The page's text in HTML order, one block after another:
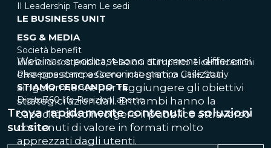
Il Leadership Team Le sedi
LE BUSINESS UNIT
ESG & MEDIA
Società benefit
Bilanci di sostenibilità, relazioni di impatto e certificazioni
Rassegna stampa Comunicati stampa Case Study
STIAMO CERCANDO TE
Digital360 life Posizioni aperte
Trova rapidamente contenuti e soluzioni
sul sito
Webinar e podcast sono strumenti differenti
che possono essere integrati o utilizzati
singolarmente per raggiungere gli obiettivi
strategici aziendali. Entrambi hanno la
capacità di coinvolgere il pubblico attraverso
contenuti di valore in formati molto
apprezzati dagli utenti.